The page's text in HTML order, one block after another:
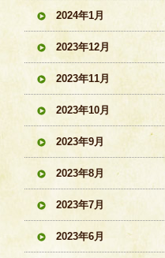
2024年1月
2023年12月
2023年11月
2023年10月
2023年9月
2023年8月
2023年7月
2023年6月